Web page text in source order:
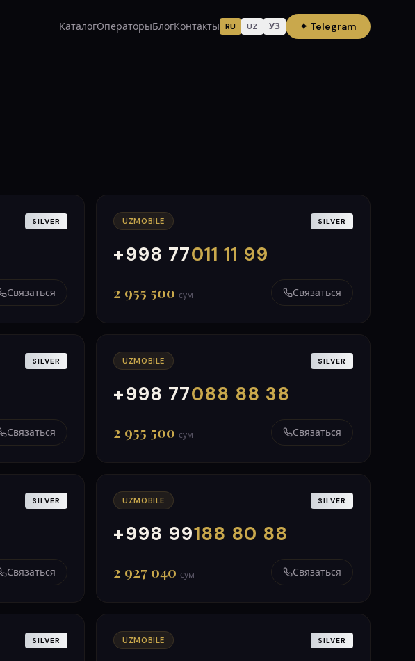
КаталогОператорыБлогКонтакты RU UZ УЗ ✦ Telegram
SILVER
Связаться
UZMOBILE SILVER
+998 77011 11 99
000
999
2 955 500 сум Связаться
SILVER
Связаться
UZMOBILE SILVER
+998 77088 88 38
000
999
2 955 500 сум Связаться
SILVER
Связаться
UZMOBILE SILVER
+998 99188 80 88
000
999
2 927 040 сум Связаться
SILVER UZMOBILE SILVER